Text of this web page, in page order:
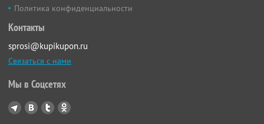
Политика конфиденциальности
Контакты
sprosi@kupikupon.ru
Связаться с нами
Мы в Соцсетях